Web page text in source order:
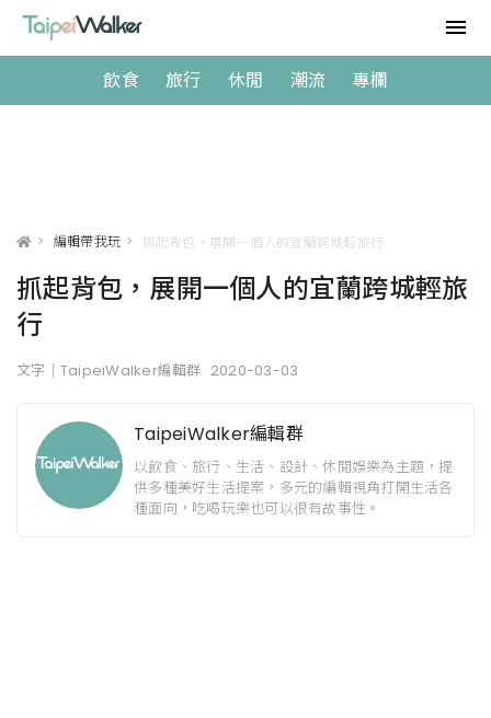
飲食 旅行 休閒 潮流 專欄
> 編輯帶我玩 > 抓起背包，展開一個人的宜蘭跨城輕旅行
抓起背包，展開一個人的宜蘭跨城輕旅
行
文字｜TaipeiWalker編輯群 2020-03-03
TaipeiWalker編輯群
以飲食、旅行、生活、設計、休閒娛樂為主題，提
供多種美好生活提案，多元的編輯視角打開生活各
種面向，吃喝玩樂也可以很有故事性。